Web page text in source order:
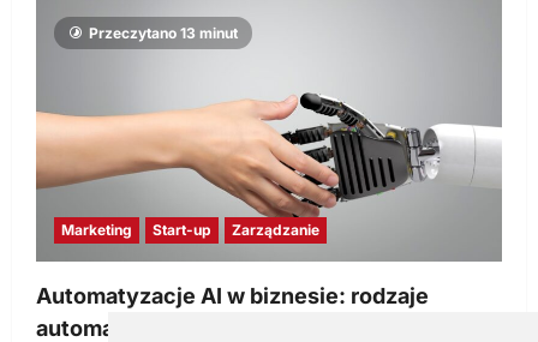
Przeczytano 13 minut
Marketing Start-up Zarządzanie
Automatyzacje AI w biznesie: rodzaje
automatyzacji i korzyści dla Twojej firmy